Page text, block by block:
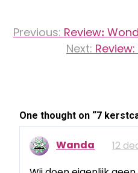
navigatie
Previous: Reviewꓽ
Next:
One thought on “7
Wanda
12